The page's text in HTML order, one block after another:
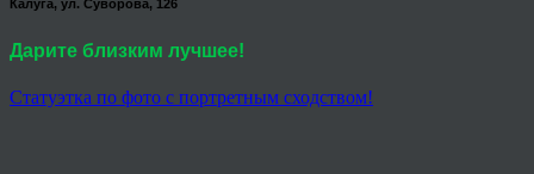
Калуга, ул. Суворова, 126
Дарите близким лучшее!
Статуэтка по фото с портретным сходством!